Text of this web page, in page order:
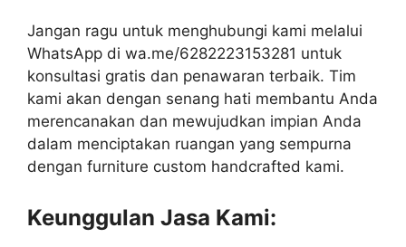
Jangan ragu untuk menghubungi kami melalui
WhatsApp di wa.me/6282223153281 untuk
konsultasi gratis dan penawaran terbaik. Tim
kami akan dengan senang hati membantu Anda
merencanakan dan mewujudkan impian Anda
dalam menciptakan ruangan yang sempurna
dengan furniture custom handcrafted kami.
Keunggulan Jasa Kami: